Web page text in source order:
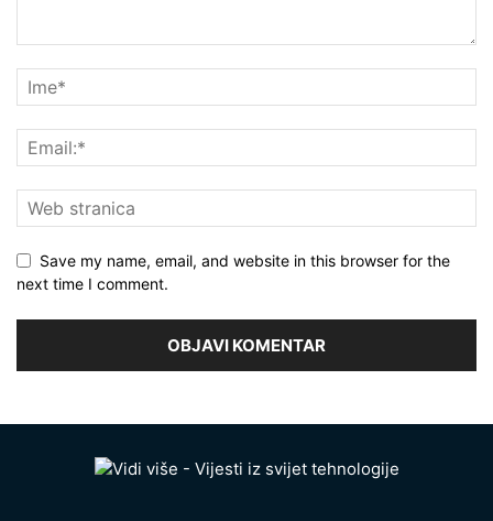
Save my name, email, and website in this browser for the
next time I comment.